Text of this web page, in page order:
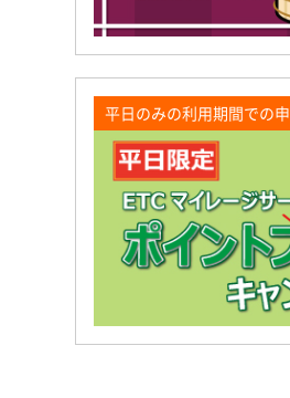
平日のみの利用期間での